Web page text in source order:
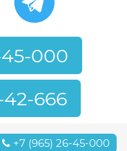
45-000
42-666
+7 (965) 26-45-000